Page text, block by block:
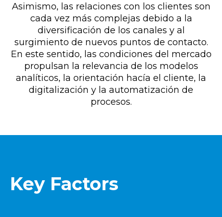
Asimismo, las relaciones con los clientes son
cada vez más complejas debido a la
diversificación de los canales y al
surgimiento de nuevos puntos de contacto.
En este sentido, las condiciones del mercado
propulsan la relevancia de los modelos
analíticos, la orientación hacía el cliente, la
digitalización y la automatización de
procesos.
Key Factors